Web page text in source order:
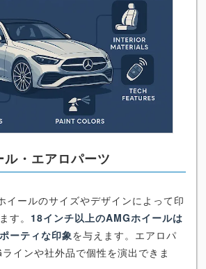
ル・エアロパーツ
イールのサイズやデザインによって印
す。 18インチ以上のAMGホイールは
ーティな印象を与えます。エアロパ
インや社外品で個性を演出できま